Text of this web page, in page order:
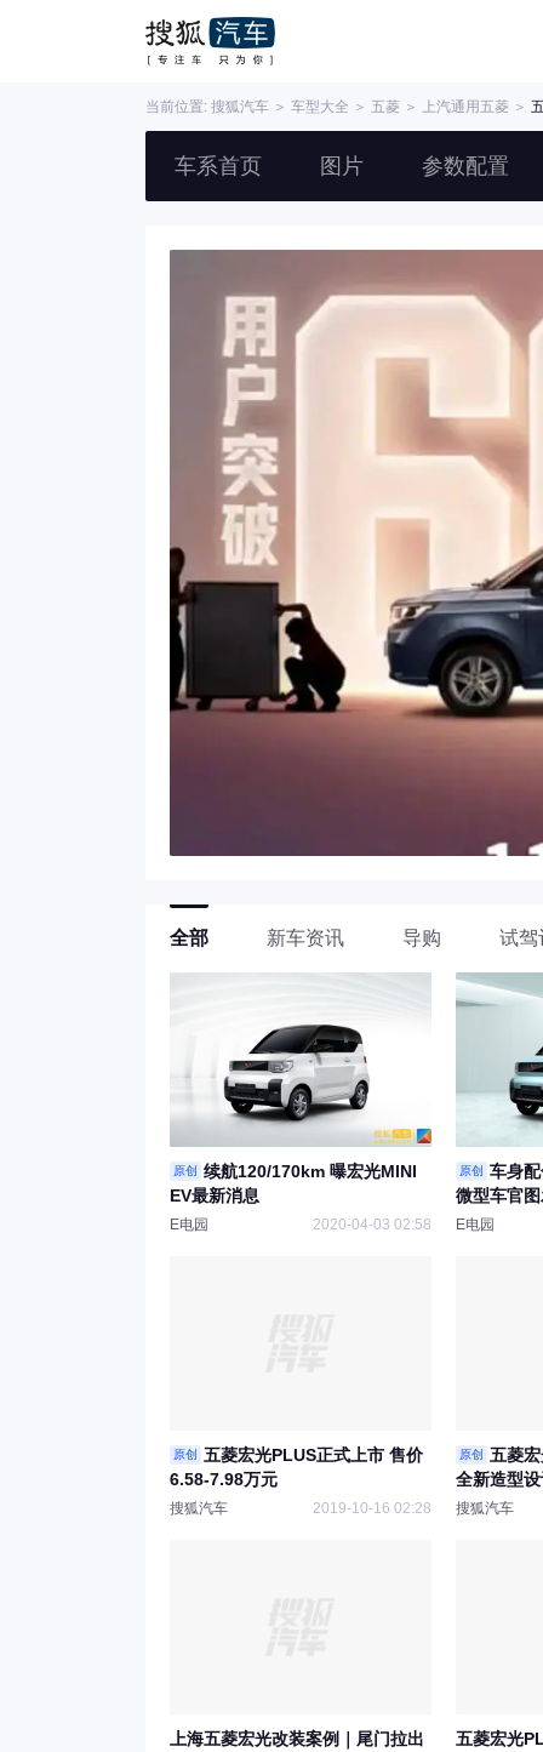
当前位置: 搜狐汽车 ＞ 车型大全 ＞ 五菱 ＞ 上汽通用五菱 ＞
车系首页 图片 参数配置
全部 新车资讯 导购 试驾
原创
续航120/170km 曝宏光MINI
EV最新消息
E电园 2020-04-03 02:58
原创
车身
微型车官
E电园
原创
五菱宏光PLUS正式上市 售价
6.58-7.98万元
搜狐汽车 2019-10-16 02:28
原创
五菱
全新造型
搜狐汽车
上海五菱宏光改装案例｜尾门拉出
五菱宏光